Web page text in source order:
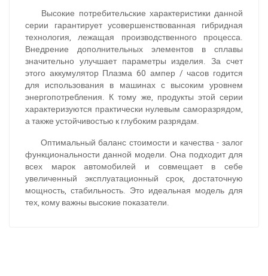
Высокие потребительские характеристики данной
серии гарантирует усовершенствованная гибридная
технология, лежащая производственного процесса.
Внедрение дополнительных элементов в сплавы
значительно улучшает параметры изделия. За счет
этого аккумулятор Плазма 60 ампер / часов годится
для использования в машинах с высоким уровнем
энергопотребления. К тому же, продукты этой серии
характеризуются практически нулевым саморазрядом,
а также устойчивостью к глубоким разрядам.
Оптимальный баланс стоимости и качества - залог
функциональности данной модели. Она подходит для
всех марок автомобилей и совмещает в себе
увеличенный эксплуатационный срок, достаточную
мощность, стабильность. Это идеальная модель для
тех, кому важны высокие показатели.